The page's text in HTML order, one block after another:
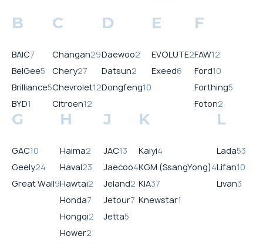
B
BAIC7
BelGee5
Brilliance5
BYD1
C
Changan29
Chery27
Chevrolet12
Citroen12
D
Daewoo2
Datsun2
Dongfeng10
E
EVOLUTE2
Exeed6
F
FAW12
Ford10
Forthing5
Foton2
G
GAC10
Geely24
Great Wall9
H
Haima2
Haval23
Hawtai2
Honda7
Hongqi2
Hower2
J
JAC13
Jaecoo4
Jeland2
Jetour7
Jetta5
K
Kaiyi4
KGM (SsangYong)4
KIA37
Knewstar1
L
Lada53
Lifan10
Livan3